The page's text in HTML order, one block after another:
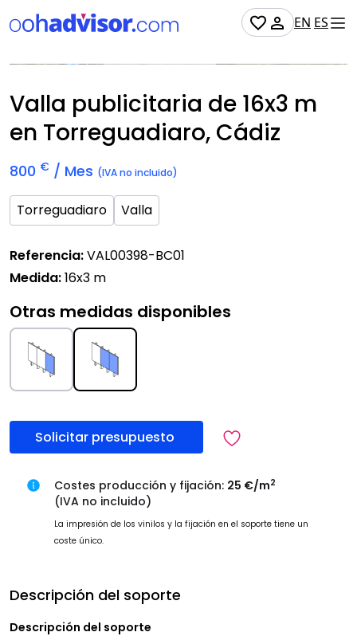
EN ES
Disponible
Valla publicitaria de 16x3 m
en Torreguadiaro, Cádiz
800 € / Mes (IVA no incluido)
Torreguadiaro Valla
Referencia:VAL00398-BC01
Medida:16x3 m
Otras medidas disponibles
Solicitar presupuesto
Costes producción y fijación: 25 €/m2
(IVA no incluido)
La impresión de los vinilos y la fijación en el soporte tiene un
coste único.
Descripción del soporte
Descripción del soporte